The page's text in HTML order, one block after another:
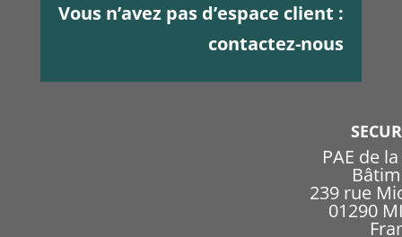
Vous n’avez pas d’espace client :
contactez-nous
PAE de
239 rue
01290